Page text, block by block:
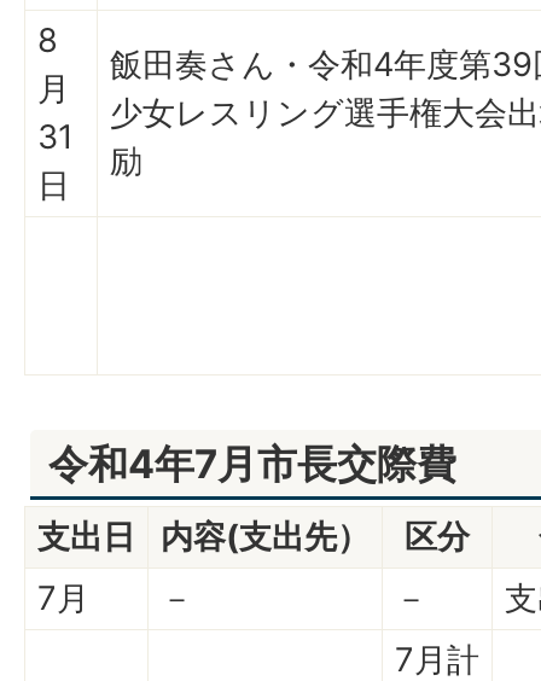
8
月
31
日
飯田奏さん・令和4年度第39
少女レスリング選手権大会
励
令和4年7月市長交際費
支出日 内容(支出先） 区分
7月
－ －
7月計